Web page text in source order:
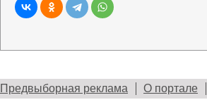
Предвыборная реклама О портале